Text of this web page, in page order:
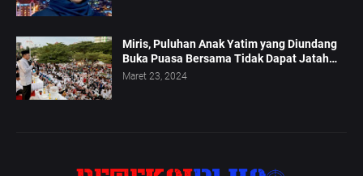
Miris, Puluhan Anak Yatim yang Diundang
Buka Puasa Bersama Tidak Dapat Jatah
Makan dan Infaq
Maret 23, 2024